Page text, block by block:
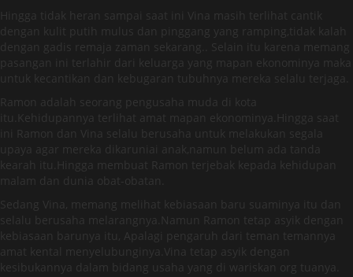
Hingga tidak heran sampai saat ini Vina masih terlihat cantik
dengan kulit putih mulus dan pinggang yang ramping,tidak kalah
dengan gadis remaja zaman sekarang.. Selain itu karena memang
pasangan ini terlahir dari keluarga yang mapan ekonominya maka
untuk kecantikan dan kebugaran tubuhnya mereka selalu terjaga.
Ramon adalah seorang pengusaha muda di kota
itu.Kehidupannya terlihat amat mapan ekonominya.Hingga saat
ini Ramon dan Vina selalu berusaha untuk melakukan segala
upaya agar mereka dikaruniai anak,namun belum ada tanda
kearah itu.Hingga membuat Ramon terjebak kepada kehidupan
malam dan dunia obat-obatan.
Sedang Vina, memang melihat kebiasaan baru suaminya itu dan
selalu berusaha melarangnya.Namun Ramon tetap asyik dengan
kebiasaan barunya itu, Apalagi pengaruh dari teman temannya
amat kental menyelubunginya.Vina tetap asyik dengan
kesibukannya dalam bidang usaha yang di wariskan org tuanya.